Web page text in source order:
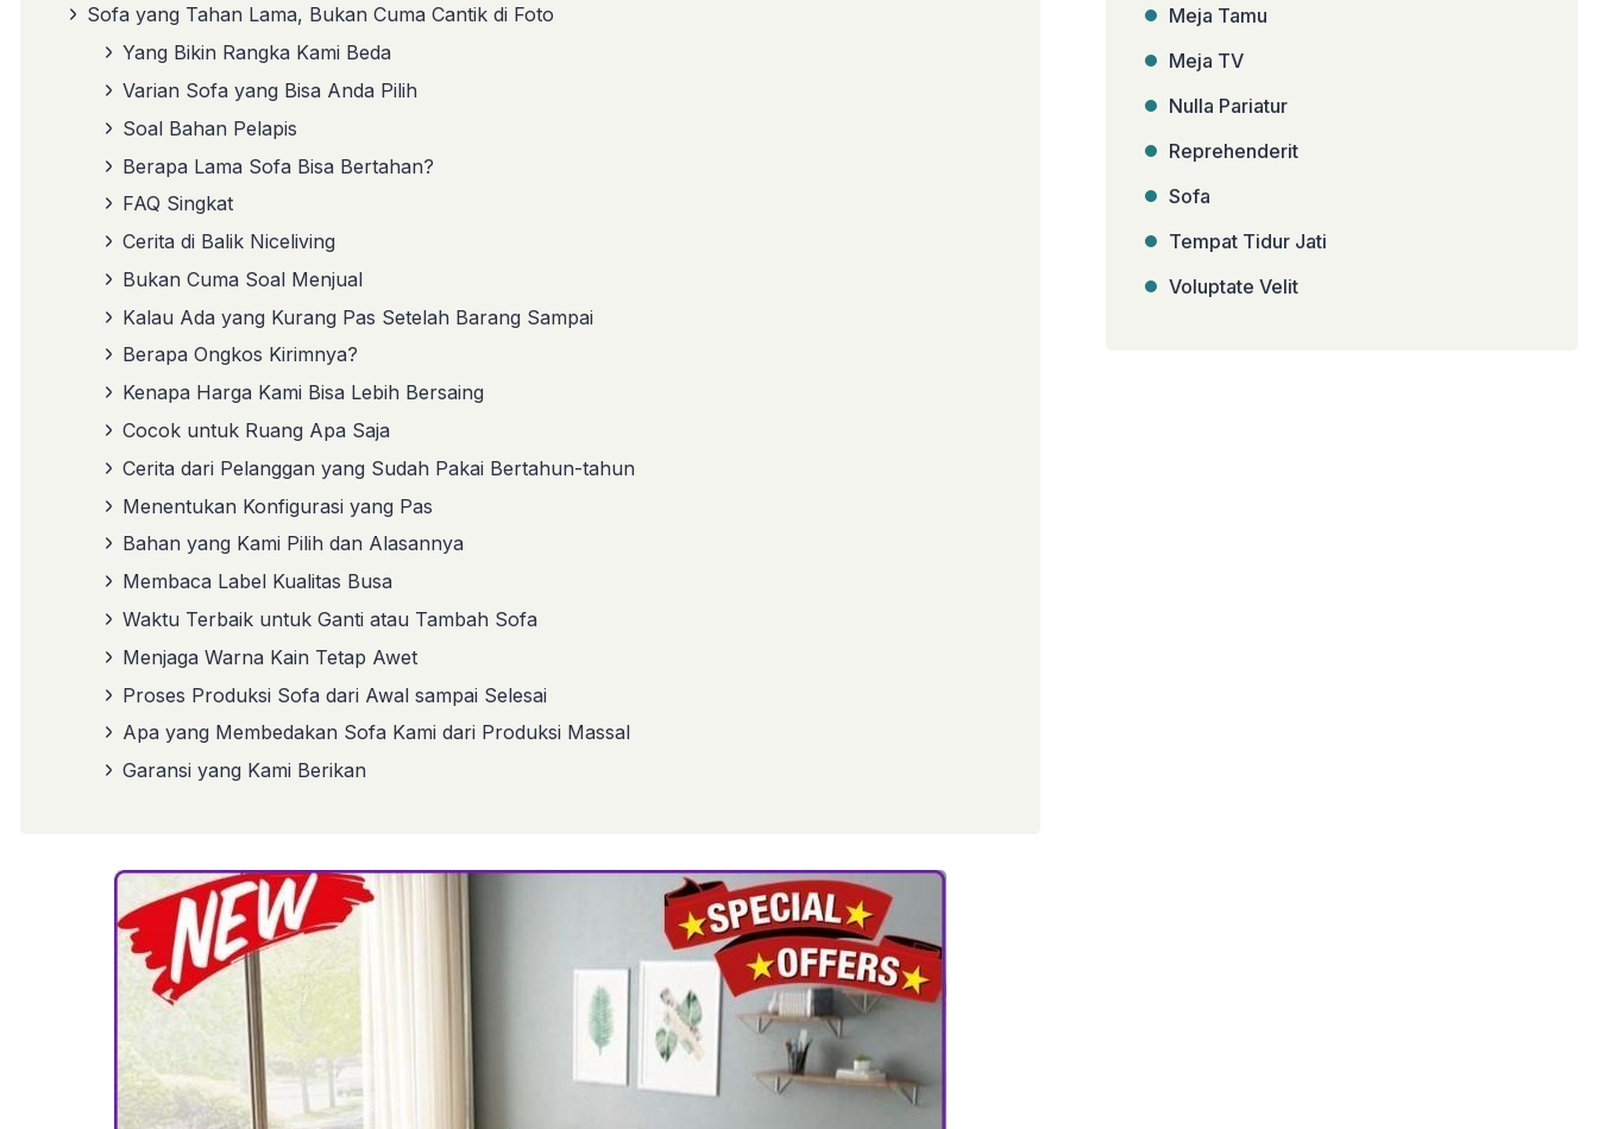
Sofa yang Tahan Lama, Bukan Cuma Cantik di Foto
Yang Bikin Rangka Kami Beda
Varian Sofa yang Bisa Anda Pilih
Soal Bahan Pelapis
Berapa Lama Sofa Bisa Bertahan?
FAQ Singkat
Cerita di Balik Niceliving
Bukan Cuma Soal Menjual
Kalau Ada yang Kurang Pas Setelah Barang Sampai
Berapa Ongkos Kirimnya?
Kenapa Harga Kami Bisa Lebih Bersaing
Cocok untuk Ruang Apa Saja
Cerita dari Pelanggan yang Sudah Pakai Bertahun-tahun
Menentukan Konfigurasi yang Pas
Bahan yang Kami Pilih dan Alasannya
Membaca Label Kualitas Busa
Waktu Terbaik untuk Ganti atau Tambah Sofa
Menjaga Warna Kain Tetap Awet
Proses Produksi Sofa dari Awal sampai Selesai
Apa yang Membedakan Sofa Kami dari Produksi Massal
Garansi yang Kami Berikan
Meja Tamu
Meja TV
Nulla Pariatur
Reprehenderit
Sofa
Tempat Tidur Jati
Voluptate Velit